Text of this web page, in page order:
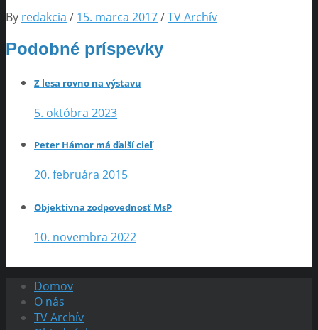
By redakcia / 15. marca 2017/TV Archív
Podobné príspevky
Z lesa rovno na výstavu
5. októbra 2023
Peter Hámor má ďalší cieľ
20. februára 2015
Objektívna zodpovednosť MsP
10. novembra 2022
Domov
O nás
TV Archív